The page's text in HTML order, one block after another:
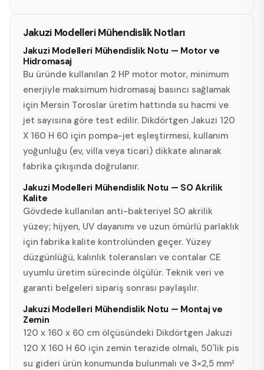
Jakuzi Modelleri Mühendislik Notları
Jakuzi Modelleri Mühendislik Notu — Motor ve
Hidromasaj
Bu üründe kullanılan 2 HP motor motor, minimum
enerjiyle maksimum hidromasaj basıncı sağlamak
için Mersin Toroslar üretim hattında su hacmi ve
jet sayısına göre test edilir. Dikdörtgen Jakuzi 120
X 160 H 60 için pompa-jet eşleştirmesi, kullanım
yoğunluğu (ev, villa veya ticari) dikkate alınarak
fabrika çıkışında doğrulanır.
Jakuzi Modelleri Mühendislik Notu — SO Akrilik
Kalite
Gövdede kullanılan anti-bakteriyel SO akrilik
yüzey; hijyen, UV dayanımı ve uzun ömürlü parlaklık
için fabrika kalite kontrolünden geçer. Yüzey
düzgünlüğü, kalınlık toleransları ve contalar CE
uyumlu üretim sürecinde ölçülür. Teknik veri ve
garanti belgeleri sipariş sonrası paylaşılır.
Jakuzi Modelleri Mühendislik Notu — Montaj ve
Zemin
120 x 160 x 60 cm ölçüsündeki Dikdörtgen Jakuzi
120 X 160 H 60 için zemin terazide olmalı, 50'lik pis
su gideri ürün konumunda bulunmalı ve 3×2,5 mm²